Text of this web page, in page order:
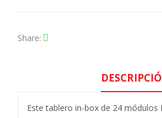
Share
Este tablero in-box de 24 módulos